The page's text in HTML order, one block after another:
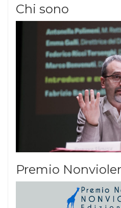
Chi sono
Premio